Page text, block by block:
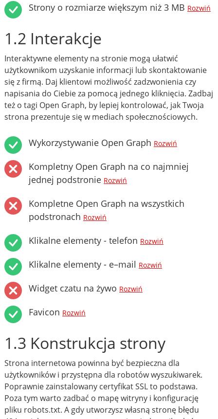
Strony o rozmiarze większym niż 3 MB Rozwiń
1.2 Interakcje
Interaktywne elementy na stronie mogą ułatwić
użytkownikom uzyskanie informacji lub skontaktowanie
się z firmą. Daj klientowi możliwość zadzwonienia czy
napisania do Ciebie za pomocą jednego kliknięcia. Zadbaj
też o tagi Open Graph, by lepiej kontrolować, jak Twoja
strona prezentuje się w mediach społecznościowych.
Wykorzystywanie Open Graph Rozwiń
Kompletny Open Graph na co najmniej
jednej podstronie Rozwiń
Kompletne Open Graph na wszystkich
podstronach Rozwiń
Klikalne elementy - telefon Rozwiń
Klikalne elementy - e–mail Rozwiń
Widget czatu na żywo Rozwiń
Favicon Rozwiń
1.3 Konstrukcja strony
Strona internetowa powinna być bezpieczna dla
użytkowników i przystępna dla robotów wyszukiwarek.
Poprawnie zainstalowany certyfikat SSL to podstawa.
Poza tym warto zadbać o mapę witryny i konfigurację
pliku robots.txt. A gdy utworzysz własną stronę błędu